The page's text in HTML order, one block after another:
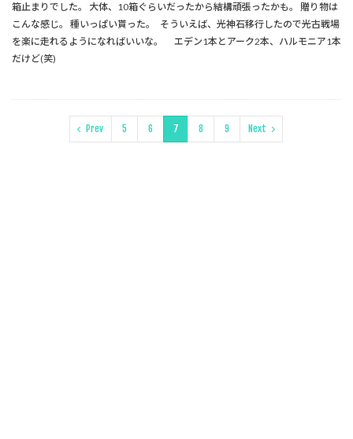
箱止まりでした。 大体、10箱ぐらいだったから結構頑張ったかも。 贈り物は
こんな感じ。 種いっぱい貰った。 そういえば、光神石移行したので光古戦場
を楽に走れるようになればいいな。 エデン1本とアーク2本、ハルモニア1本
だけど(笑)
Prev 5 6 7 8 9 Next